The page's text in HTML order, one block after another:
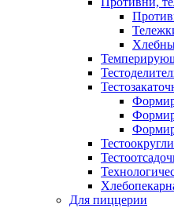
Для пиццерии